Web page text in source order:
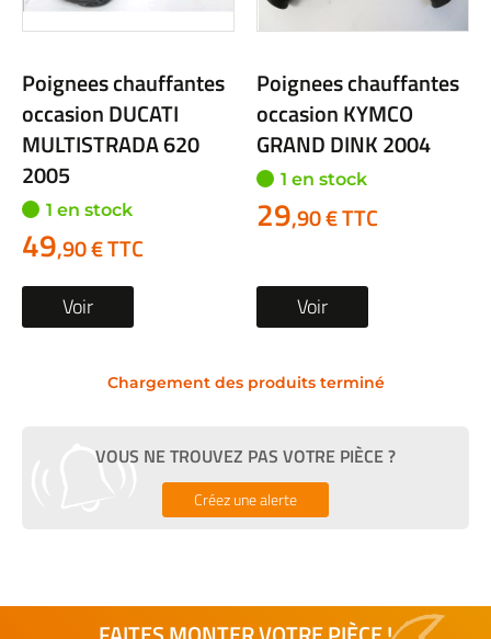
Poignees chauffantes
occasion DUCATI
MULTISTRADA 620
2005
1 en stock
49,90 € TTC
Voir
Poignees chauffantes
occasion KYMCO
GRAND DINK 2004
1 en stock
29,90 € TTC
Voir
Chargement des produits terminé
VOUS NE TROUVEZ PAS VOTRE PIÈCE ?
Créez une alerte